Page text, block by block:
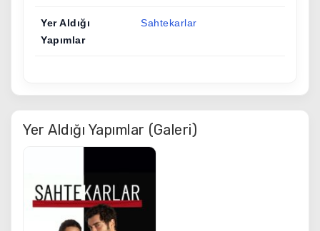
Yer Aldığı
Yapımlar
Sahtekarlar
Yer Aldığı Yapımlar (Galeri)